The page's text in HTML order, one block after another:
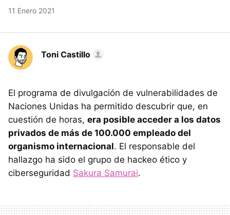
11 Enero 2021
Toni Castillo
El programa de divulgación de vulnerabilidades de
Naciones Unidas ha permitido descubrir que, en
cuestión de horas, era posible acceder a los datos
privados de más de 100.000 empleado del
organismo internacional. El responsable del
hallazgo ha sido el grupo de hackeo ético y
ciberseguridad Sakura Samurai.